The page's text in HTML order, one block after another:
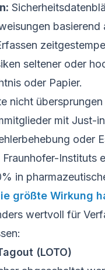
seltener oder
oder Papier.
nicht
mit Just-
oder
Instituts
in
größte Wirkung
wertvoll für
(LOTO)